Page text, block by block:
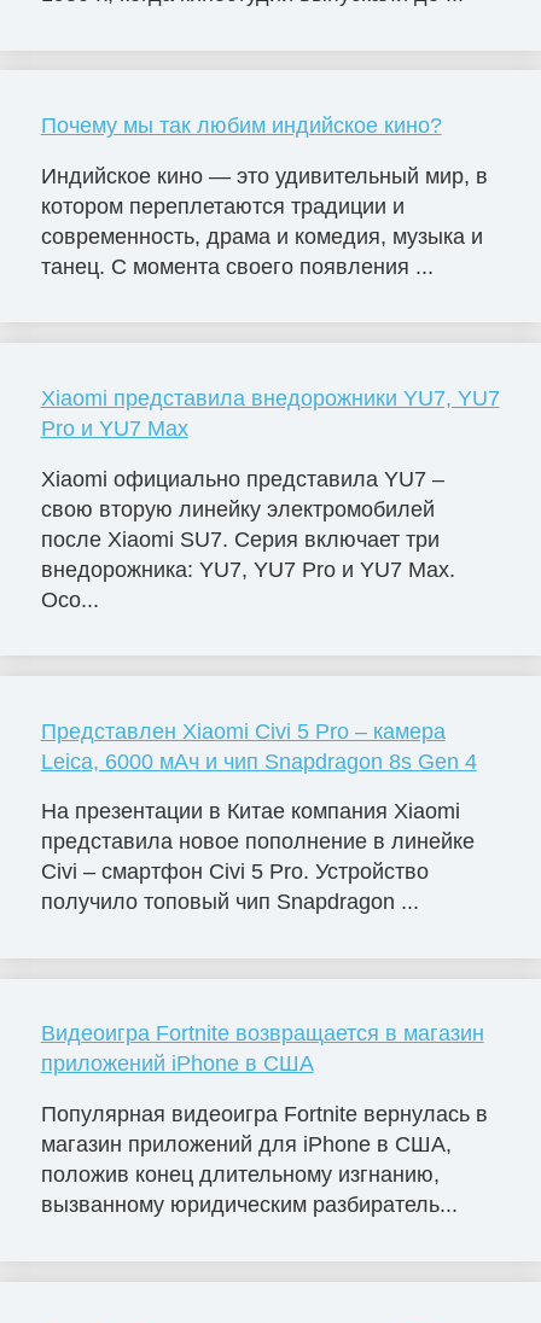
Почему мы так любим индийское кино?
Индийское кино — это удивительный мир, в
котором переплетаются традиции и
современность, драма и комедия, музыка и
танец. С момента своего появления ...
Xiaomi представила внедорожники YU7, YU7
Pro и YU7 Max
Xiaomi официально представила YU7 –
свою вторую линейку электромобилей
после Xiaomi SU7. Серия включает три
внедорожника: YU7, YU7 Pro и YU7 Max.
Осо...
Представлен Xiaomi Civi 5 Pro – камера
Leica, 6000 мАч и чип Snapdragon 8s Gen 4
На презентации в Китае компания Xiaomi
представила новое пополнение в линейке
Civi – смартфон Civi 5 Pro. Устройство
получило топовый чип Snapdragon ...
Видеоигра Fortnite возвращается в магазин
приложений iPhone в США
Популярная видеоигра Fortnite вернулась в
магазин приложений для iPhone в США,
положив конец длительному изгнанию,
вызванному юридическим разбиратель...